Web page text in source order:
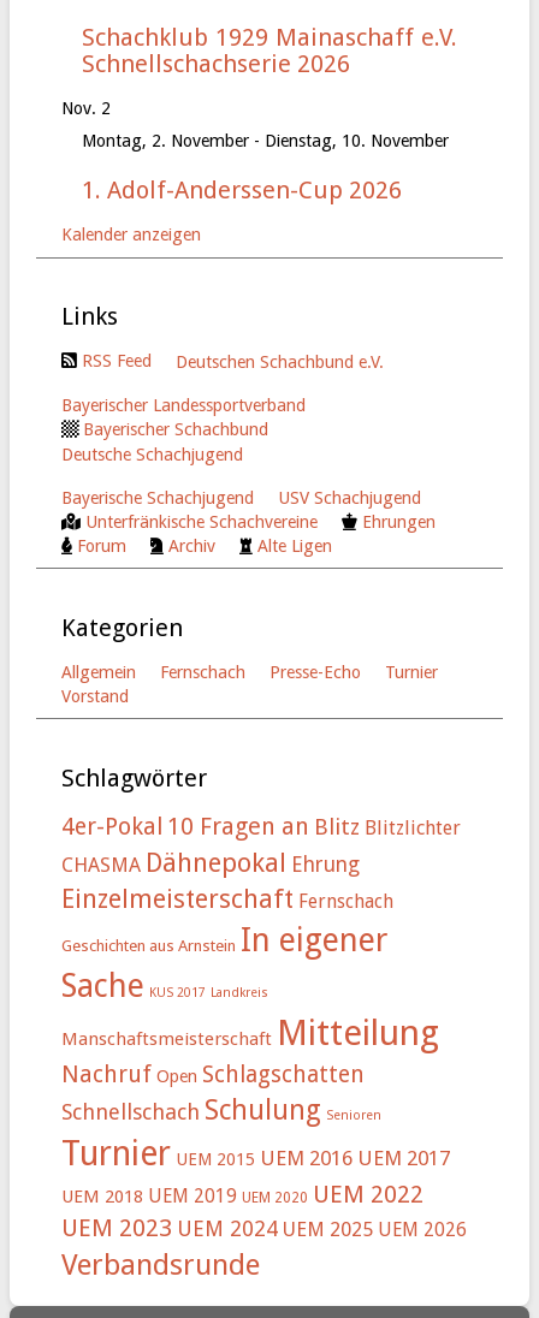
Schachklub 1929 Mainaschaff e.V.
Schnellschachserie 2026
Nov. 2
Montag, 2. November - Dienstag, 10. November
1. Adolf-Anderssen-Cup 2026
Kalender anzeigen
Links
RSS Feed Deutschen Schachbund e.V.
Bayerischer Landessportverband
Bayerischer Schachbund
Deutsche Schachjugend
Bayerische Schachjugend
USV Schachjugend
Unterfränkische Schachvereine
Ehrungen
Forum
Archiv Alte Ligen
Kategorien
Allgemein Fernschach Presse-Echo
Turnier
Vorstand
Schlagwörter
4er-Pokal 10 Fragen an Blitz Blitzlichter
CHASMA Dähnepokal Ehrung
Einzelmeisterschaft Fernschach
Geschichten aus Arnstein In eigener
Sache KUS 2017 Landkreis
Manschaftsmeisterschaft Mitteilung
Nachruf Open Schlagschatten
Schnellschach Schulung Senioren
Turnier UEM 2015 UEM 2016 UEM 2017
UEM 2018 UEM 2019 UEM 2020 UEM 2022
UEM 2023 UEM 2024 UEM 2025 UEM 2026
Verbandsrunde